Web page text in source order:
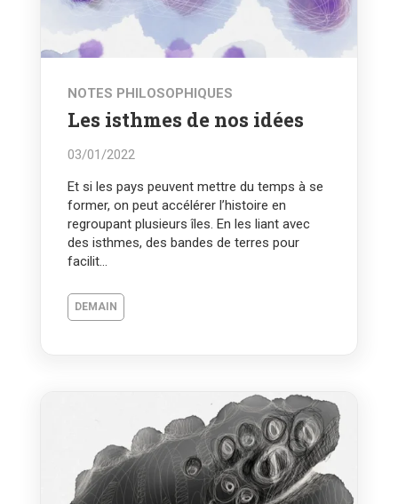
NOTES PHILOSOPHIQUES
Les isthmes de nos idées
03/01/2022
Et si les pays peuvent mettre du temps à se
former, on peut accélérer l’histoire en
regroupant plusieurs îles. En les liant avec
des isthmes, des bandes de terres pour
facilit...
DEMAIN